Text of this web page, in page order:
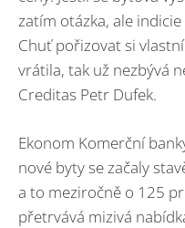
zatím otázka, ale
Chuť pořizovat si
vrátila, tak už nezbývá
Creditas Petr Dufek.
Ekonom Komerční
nové byty se začaly
a to meziročně o 125
přetrvává mizivá